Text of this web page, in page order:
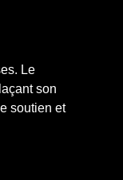
Le
son
soutien et